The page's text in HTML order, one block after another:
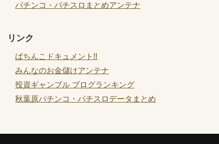
パチンコ・パチスロまとめアンテナ
リンク
ぱちんこドキュメント!!
みんなのお金儲けアンテナ
投資ギャンブル ブログランキング
秋葉原パチンコ・パチスロデータまとめ